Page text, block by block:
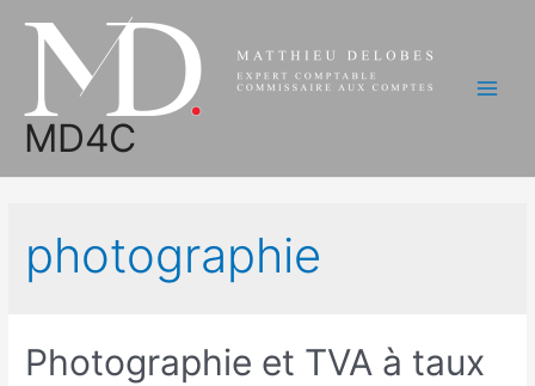
MD4C
photographie
Photographie et TVA à taux